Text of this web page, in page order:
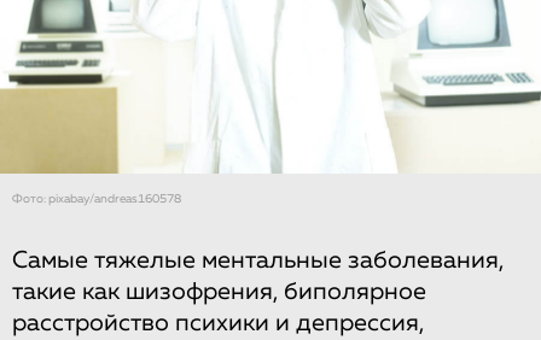
Фото: pixabay/andreas160578
Самые тяжелые ментальные заболевания,
такие как шизофрения, биполярное
расстройство психики и депрессия,